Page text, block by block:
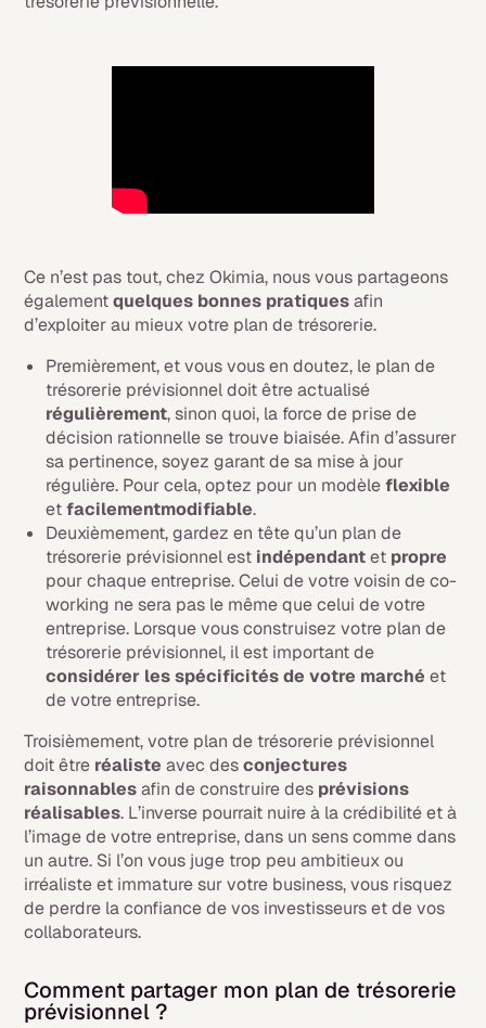
Ce n’est pas tout, chez Okimia, nous vous partageons
égalementquelques bonnes pratiquesafin
d’exploiter au mieux votre plan de trésorerie.
Premièrement, et vous vous en doutez, le plan de
trésorerie prévisionnel doit être actualisé
régulièrement, sinon quoi, la force de prise de
décision rationnelle se trouve biaisée. Afin d’assurer
sa pertinence, soyez garant de sa mise à jour
régulière. Pour cela, optez pour un modèleflexible
etfacilementmodifiable.
Deuxièmement, gardez en tête qu’un plan de
trésorerie prévisionnel est indépendantet propre
pour chaque entreprise. Celui de votre voisin de co-
working ne sera pas le même que celui de votre
entreprise. Lorsque vous construisez votre plan de
trésorerie prévisionnel, il est important de
considérer les spécificités de votre marchéet
de votre entreprise.
Troisièmement, votre plan de trésorerie prévisionnel
doit être réaliste avec desconjectures
raisonnablesafin de construire des prévisions
réalisables. L’inverse pourrait nuire à la crédibilité et à
l’image de votre entreprise, dans un sens comme dans
un autre. Si l’on vous juge trop peu ambitieux ou
irréaliste et immature sur votre business, vous risquez
de perdre la confiance de vos investisseurs et de vos
collaborateurs.
Comment partager mon plan de trésorerie
prévisionnel ?